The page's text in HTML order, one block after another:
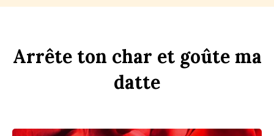
Arrête ton char et goûte ma
datte